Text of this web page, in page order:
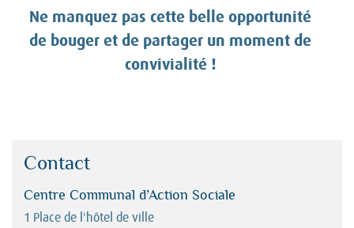
Ne manquez pas cette belle opportunité
de bouger et de partager un moment de
convivialité !
Contact
Centre Communal d’Action Sociale
1 Place de l'hôtel de ville